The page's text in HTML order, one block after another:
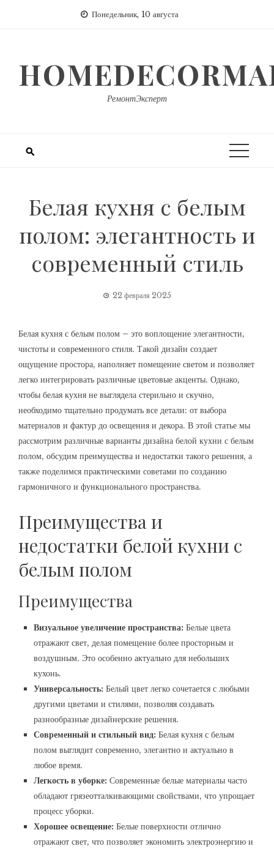
Понедельник, 10 августа
РемонтЭксперт
Белая кухня с белым
полом: элегантность и
современный стиль
22 февраля 2025
Белая кухня с белым полом – это воплощение элегантности,
чистоты и современного стиля. Такой дизайн создает
ощущение простора, наполняет помещение светом и позволяет
легко интегрировать различные цветовые акценты. Однако,
чтобы белая кухня не выглядела стерильно и скучно,
необходимо тщательно продумать все детали: от выбора
материалов и фактур до освещения и декора. В этой статье мы
рассмотрим различные варианты дизайна белой кухни с белым
полом, обсудим преимущества и недостатки такого решения, а
также поделимся практическими советами по созданию
гармоничного и функционального пространства.
Преимущества и
недостатки белой кухни с
белым полом
Преимущества
Визуальное увеличение пространства: Белые цвета
отражают свет, делая помещение более просторным и
воздушным. Это особенно актуально для небольших
кухонь.
Универсальность: Белый цвет легко сочетается с любыми
другими цветами и стилями, позволяя создавать
разнообразные дизайнерские решения.
Современный и стильный вид: Белая кухня с белым
полом выглядит современно, элегантно и актуально в
любое время.
Легкость в уборке: Современные белые материалы часто
обладают грязеотталкивающими свойствами, что упрощает
процесс уборки.
Хорошее освещение: Белые поверхности отлично
отражают свет, что позволяет экономить электроэнергию и